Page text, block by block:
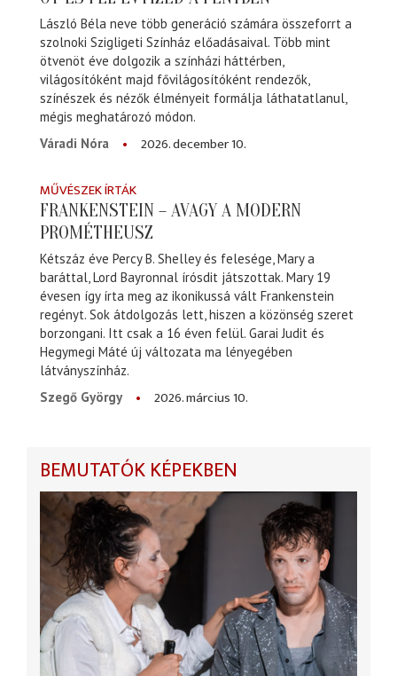
László Béla neve több generáció számára összeforrt a
szolnoki Szigligeti Színház előadásaival. Több mint
ötvenöt éve dolgozik a színházi háttérben,
világosítóként majd fővilágosítóként rendezők,
színészek és nézők élményeit formálja láthatatlanul,
mégis meghatározó módon.
Váradi Nóra
2026. december 10.
MŰVÉSZEK ÍRTÁK
FRANKENSTEIN – AVAGY A MODERN
PROMÉTHEUSZ
Kétszáz éve Percy B. Shelley és felesége, Mary a
baráttal, Lord Bayronnal írósdit játszottak. Mary 19
évesen így írta meg az ikonikussá vált Frankenstein
regényt. Sok átdolgozás lett, hiszen a közönség szeret
borzongani. Itt csak a 16 éven felül. Garai Judit és
Hegymegi Máté új változata ma lényegében
látványszínház.
Szegő György
2026. március 10.
BEMUTATÓK KÉPEKBEN